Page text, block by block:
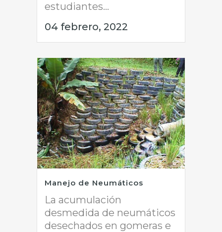
estudiantes...
04 febrero, 2022
Manejo de Neumáticos
La acumulación
desmedida de neumáticos
desechados en gomeras e